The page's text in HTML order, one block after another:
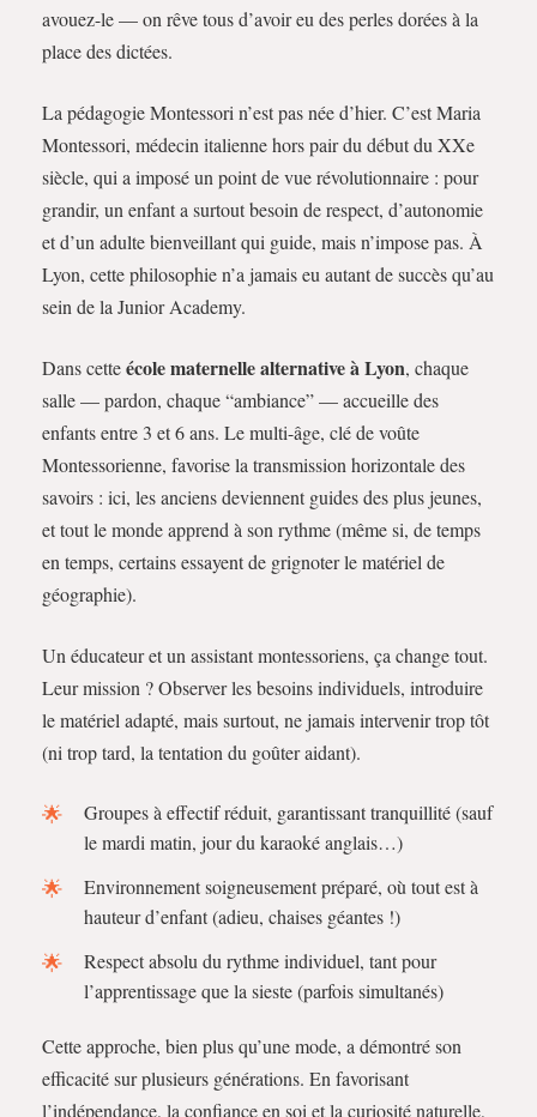
avouez-le — on rêve tous d’avoir eu des perles dorées à la
place des dictées.
La pédagogie Montessori n’est pas née d’hier. C’est Maria
Montessori, médecin italienne hors pair du début du XXe
siècle, qui a imposé un point de vue révolutionnaire : pour
grandir, un enfant a surtout besoin de respect, d’autonomie
et d’un adulte bienveillant qui guide, mais n’impose pas. À
Lyon, cette philosophie n’a jamais eu autant de succès qu’au
sein de la Junior Academy.
Dans cetteécole maternelle alternative à Lyon, chaque
salle — pardon, chaque “ambiance” — accueille des
enfants entre 3 et 6 ans. Le multi-âge, clé de voûte
Montessorienne, favorise la transmission horizontale des
savoirs : ici, les anciens deviennent guides des plus jeunes,
et tout le monde apprend à son rythme (même si, de temps
en temps, certains essayent de grignoter le matériel de
géographie).
Un éducateur et un assistant montessoriens, ça change tout.
Leur mission ? Observer les besoins individuels, introduire
le matériel adapté, mais surtout, ne jamais intervenir trop tôt
(ni trop tard, la tentation du goûter aidant).
Groupes à effectif réduit, garantissant tranquillité (sauf
le mardi matin, jour du karaoké anglais…)
Environnement soigneusement préparé, où tout est à
hauteur d’enfant (adieu, chaises géantes !)
Respect absolu du rythme individuel, tant pour
l’apprentissage que la sieste (parfois simultanés)
Cette approche, bien plus qu’une mode, a démontré son
efficacité sur plusieurs générations. En favorisant
l’indépendance, la confiance en soi et la curiosité naturelle,